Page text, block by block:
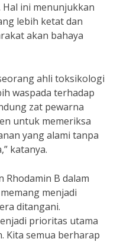
Hal ini menunjukkan
lebih ketat dan
akan bahaya
ahli toksikologi
waspada terhadap
zat pewarna
untuk memeriksa
yang alami tanpa
katanya.
Rhodamin B dalam
menjadi
ditangani.
prioritas utama
Kita semua berharap